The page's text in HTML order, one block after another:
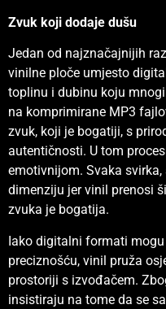
Zvuk koji dodaje dušu
Jedan od najznačajnijih
vinilne ploče umjesto
toplinu i dubinu koju
na komprimirane MP3
zvuk, koji je bogatiji, s
autentičnosti. U tom
emotivnijom. Svaka
dimenziju jer vinil prenosi
zvuka je bogatija.
Iako digitalni formati
preciznošću, vinil pruža
prostoriji s izvođačem.
insistiraju na tome da se